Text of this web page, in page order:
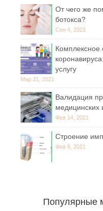
От чего же
ботокса?
Сен 4, 2023
Комплексное
услугу
Мар 21, 2021
Валидация
медицинских
Фев 14, 2021
Строение
Фев 8, 2021
Популярные